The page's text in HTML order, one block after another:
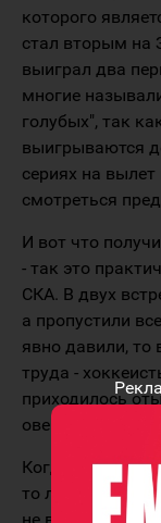
которого
стал вторым на
выиграл два
многие
голубых", так
выигрываются
сериях на
смотреться
И вот что
- так это
СКА. В двух
а пропустили
явно давили, то
труда -
приходилось
овертайма.
Когда серия
то ли
не выдержали